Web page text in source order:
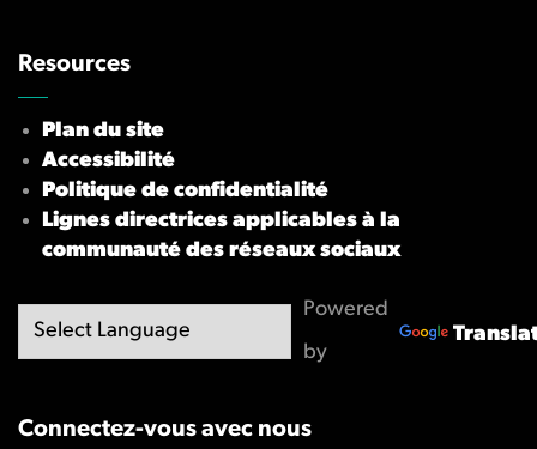
Resources
Plan du site
Accessibilité
Politique de confidentialité
Lignes directrices applicables à la
communauté des réseaux sociaux
Powered
by
Connectez-vous avec nous